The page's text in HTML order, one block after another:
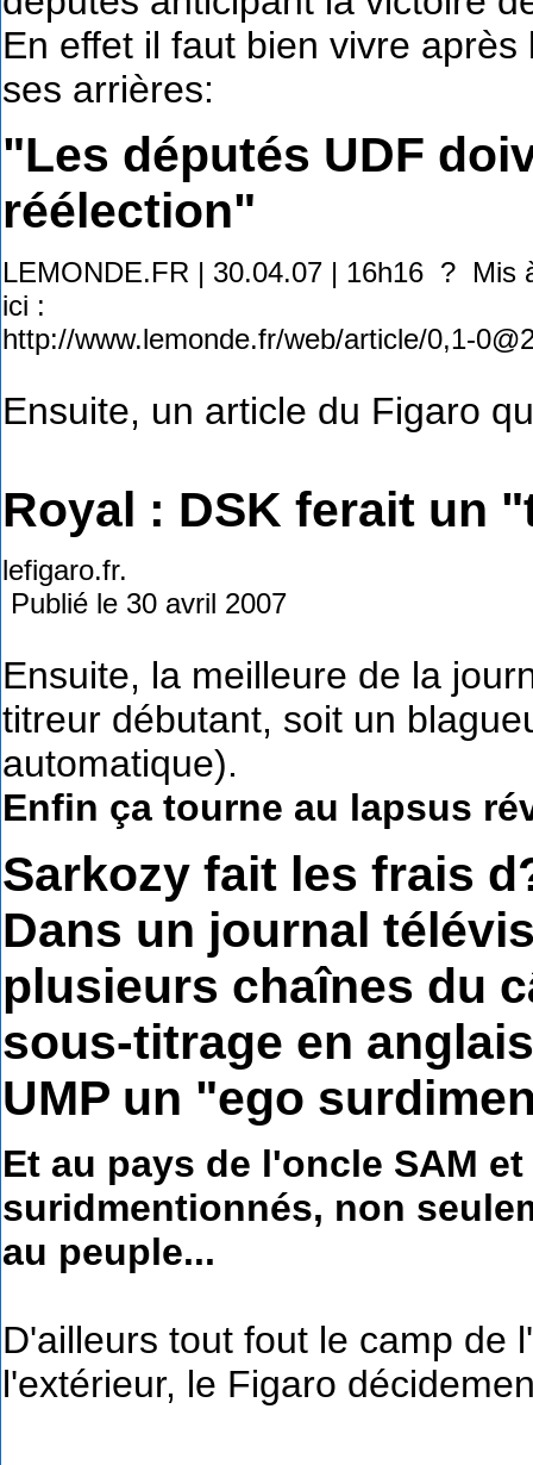
En effet il faut bien vivre
ses arrières:
"Les députés UDF
réélection"
LEMONDE.FR | 30.04.07 | 16h16 ? Mis
ici :
http://www.lemonde.fr/web/article/0,1-
Ensuite, un article du Figaro
Royal : DSK ferait un
lefigaro.fr.
Publié le 30 avril 2007
Ensuite, la meilleure de la
titreur débutant, soit un
automatique).
Enfin ça tourne au lapsus
Sarkozy fait les frais
Dans un journal
plusieurs chaînes du
sous-titrage en
UMP un "ego
Et au pays de l'oncle SAM
suridmentionnés, non
au peuple...
D'ailleurs tout fout le camp de
l'extérieur, le Figaro